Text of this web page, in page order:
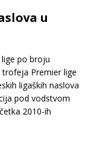
u
po broju
Premier lige
ligaških naslova
pod vodstvom
2010-ih